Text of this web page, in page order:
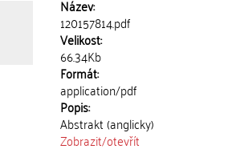
Název:
120157814.pdf
Velikost:
66.34Kb
Formát:
application/pdf
Popis:
Abstrakt (anglicky)
Zobrazit/otevřít